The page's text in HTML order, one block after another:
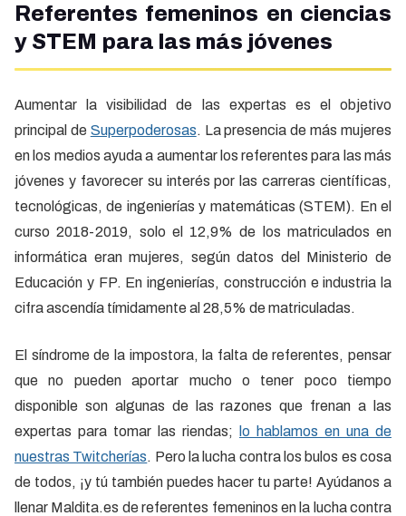
Referentes femeninos en ciencias
y STEM para las más jóvenes
Aumentar la visibilidad de las expertas es el objetivo
principal de Superpoderosas. La presencia de más mujeres
en los medios ayuda a aumentar los referentes para las más
jóvenes y favorecer su interés por las carreras científicas,
tecnológicas, de ingenierías y matemáticas (STEM). En el
curso 2018-2019, solo el 12,9% de los matriculados en
informática eran mujeres, según datos del Ministerio de
Educación y FP. En ingenierías, construcción e industria la
cifra ascendía tímidamente al 28,5% de matriculadas.
El síndrome de la impostora, la falta de referentes, pensar
que no pueden aportar mucho o tener poco tiempo
disponible son algunas de las razones que frenan a las
expertas para tomar las riendas;
lo hablamos en una de
nuestras Twitcherías. Pero la lucha contra los bulos es cosa
de todos, ¡y tú también puedes hacer tu parte! Ayúdanos a
llenar Maldita.es de referentes femeninos en la lucha contra